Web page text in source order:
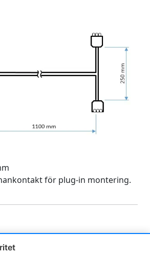
för plug-in montering.
tipsa en vän om denna produkt